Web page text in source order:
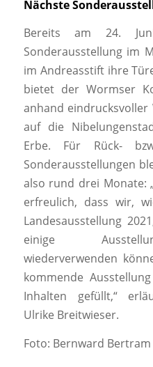
Nächste
Bereits am 24.
Sonderausstellung im
im Andreasstift ihre
bietet der Wormser
anhand eindrucksvoller
auf die
Erbe. Für Rück-
Sonderausstellungen
also rund drei Monate:
erfreulich, dass wir,
Landesausstellung
einige
wiederverwenden
kommende
Inhalten gefüllt,“
Ulrike Breitwieser.
Foto: Bernward Bertram